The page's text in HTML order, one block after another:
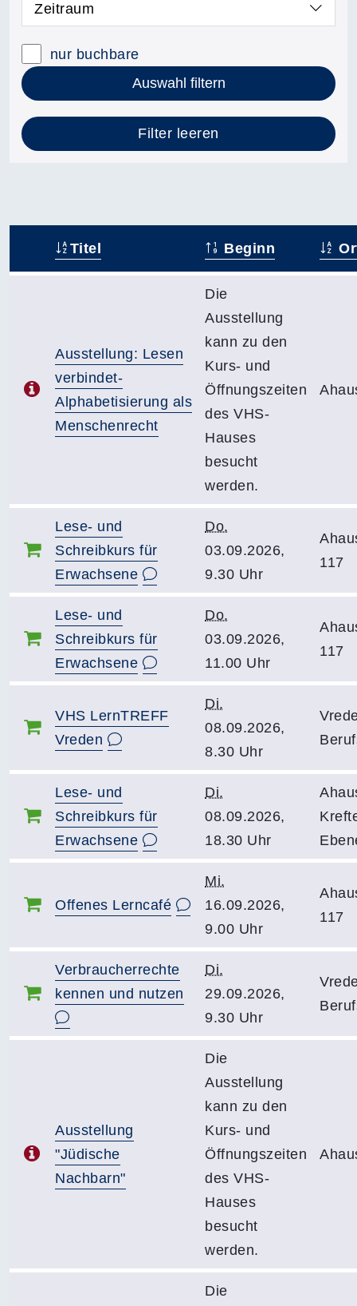
Zeitraum
nur buchbare
Auswahl filtern
Filter leeren
Titel Beginn
Ausstellung: Lesen
verbindet-
Alphabetisierung als
Menschenrecht
Die
Ausstellung
kann zu den
Kurs- und
Öffnungszeiten
des VHS-
Hauses
besucht
werden.
Lese- und
Schreibkurs für
Erwachsene
Do.
03.09.2026,
9.30 Uhr
117
Lese- und
Schreibkurs für
Erwachsene
Do.
03.09.2026,
11.00 Uhr
117
VHS LernTREFF
Vreden
Di.
08.09.2026,
8.30 Uhr
Lese- und
Schreibkurs für
Erwachsene
Di.
08.09.2026,
18.30 Uhr
Offenes Lerncafé
Mi.
16.09.2026,
9.00 Uhr
117
Verbraucherrechte
kennen und nutzen
Di.
29.09.2026,
9.30 Uhr
Ausstellung
"Jüdische
Nachbarn"
Die
Ausstellung
kann zu den
Kurs- und
Öffnungszeiten
des VHS-
Hauses
besucht
werden.
Die